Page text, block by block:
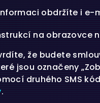
obdržíte i e-
na obrazovce
že budete
jsou označeny
druhého SMS
.